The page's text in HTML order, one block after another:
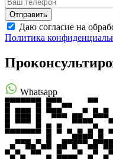
Даю согласие на
Политика
Whatsapp